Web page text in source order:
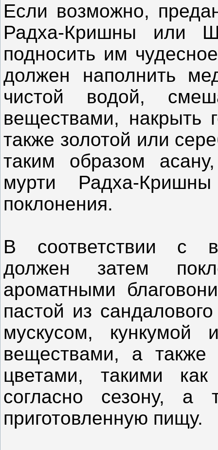
Если возможно,
Радха-Кришны или
подносить им
должен наполнить
чистой водой,
веществами, накрыть
также золотой или
таким образом
мурти Радха-
поклонения.
В соответствии с
должен затем
ароматными
пастой из
мускусом, кункумой
веществами, а также
цветами, такими
согласно сезону, а
приготовленную пищу.